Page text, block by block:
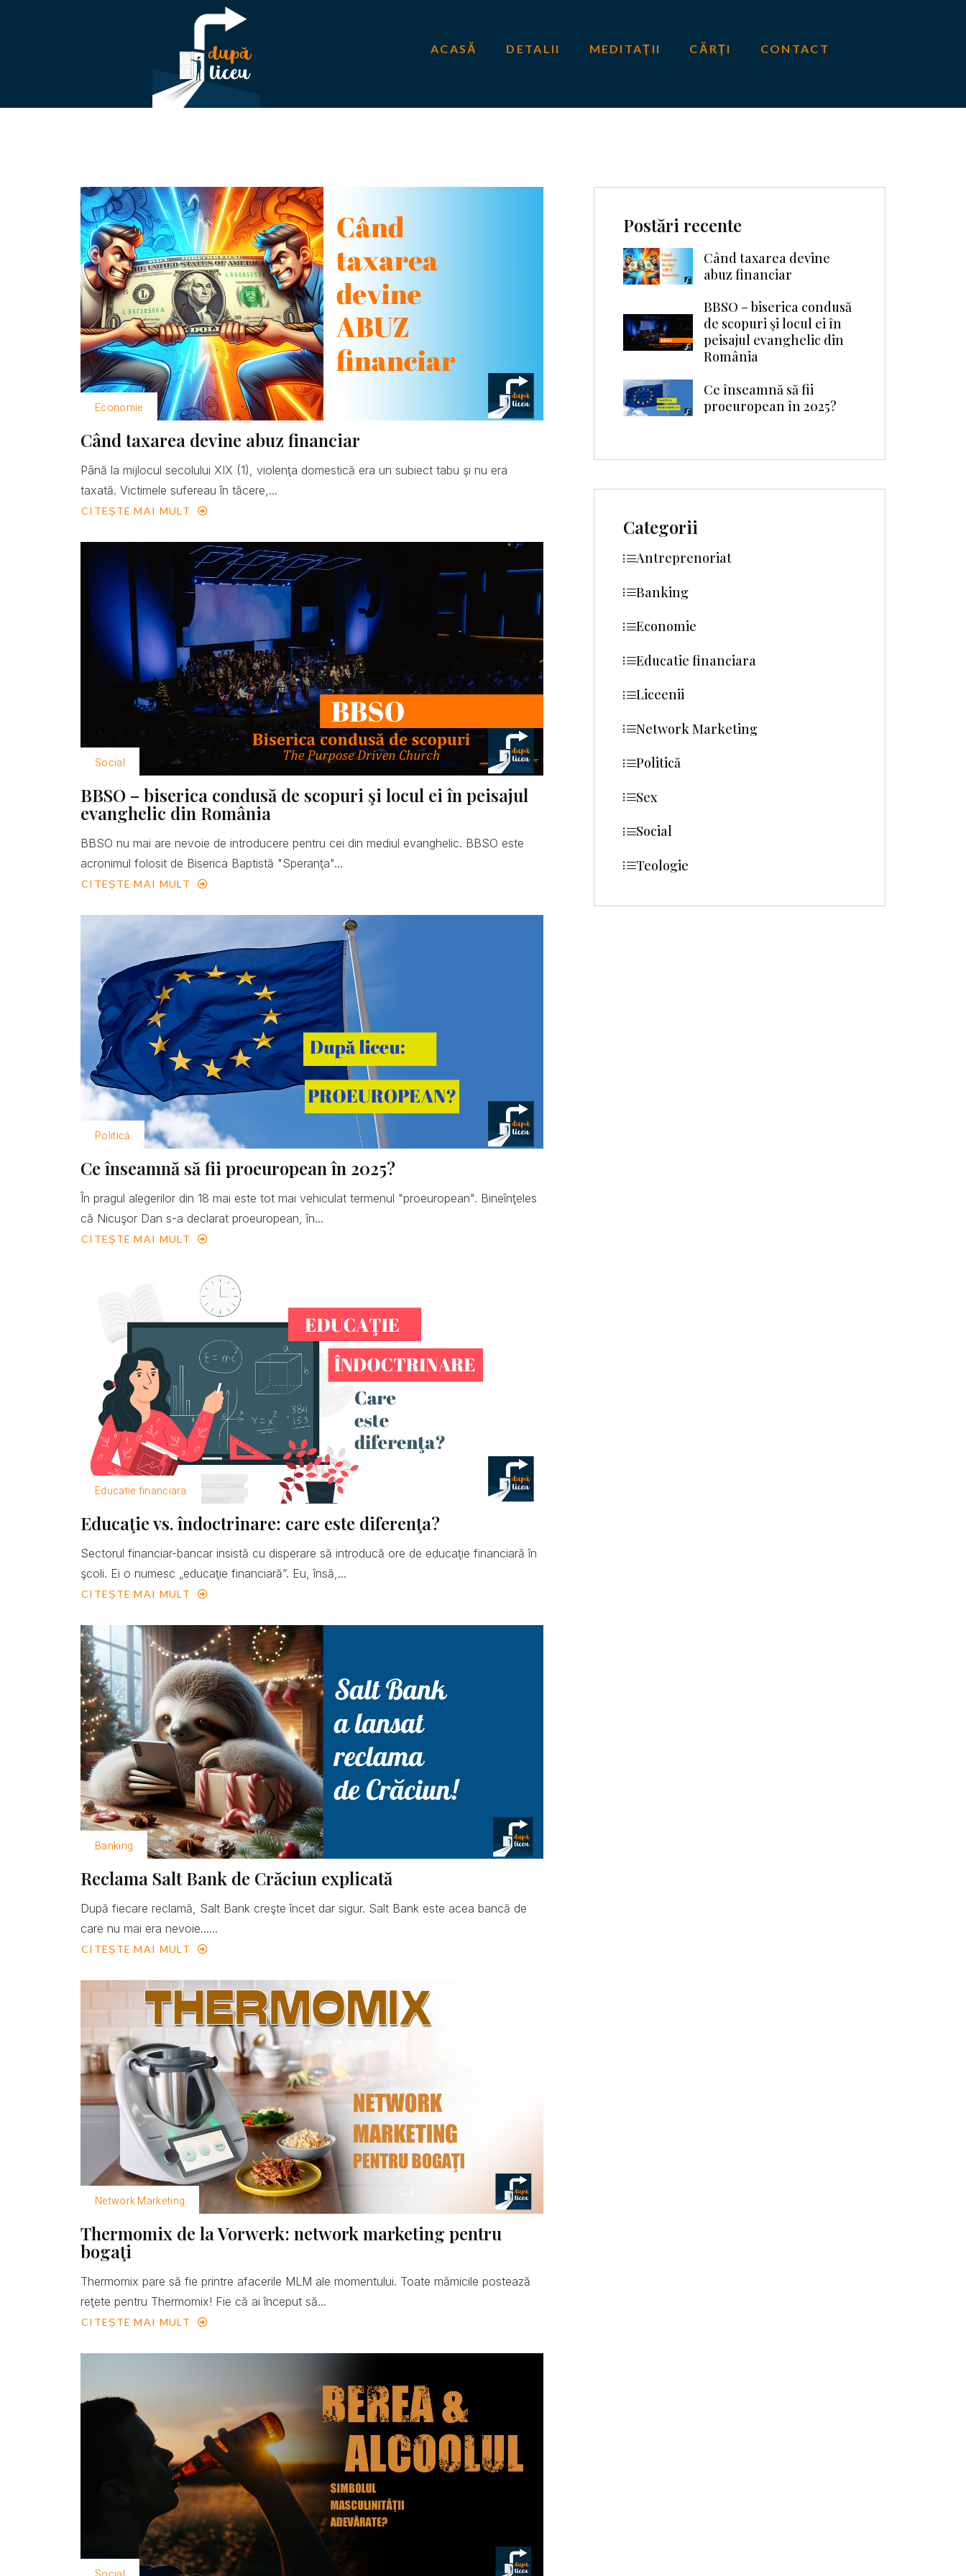
ACASĂ DETALII MEDITAŢII CĂRŢI CONTACT
Economie
Când taxarea devine abuz financiar
Până la mijlocul secolului XIX (1), violenţa domestică era un subiect tabu şi nu era
taxată. Victimele sufereau în tăcere,...
CITEȘTE MAI MULT
Social
BBSO – biserica condusă de scopuri şi locul ei în peisajul
evanghelic din România
BBSO nu mai are nevoie de introducere pentru cei din mediul evanghelic. BBSO este
acronimul folosit de Biserica Baptistă "Speranţa"...
CITEȘTE MAI MULT
Politică
Ce înseamnă să fii proeuropean în 2025?
În pragul alegerilor din 18 mai este tot mai vehiculat termenul "proeuropean". Bineînţeles
că Nicuşor Dan s-a declarat proeuropean, în...
CITEȘTE MAI MULT
Educatie financiara
Educaţie vs. îndoctrinare: care este diferenţa?
Sectorul financiar-bancar insistă cu disperare să introducă ore de educaţie financiară în
şcoli. Ei o numesc „educaţie financiară”. Eu, însă,...
CITEȘTE MAI MULT
Banking
Reclama Salt Bank de Crăciun explicată
După fiecare reclamă, Salt Bank creşte încet dar sigur. Salt Bank este acea bancă de
care nu mai era nevoie......
CITEȘTE MAI MULT
Network Marketing
Thermomix de la Vorwerk: network marketing pentru
bogaţi
Thermomix pare să fie printre afacerile MLM ale momentului. Toate mămicile postează
reţete pentru Thermomix! Fie că ai început să...
CITEȘTE MAI MULT
Postări recente
Când taxarea devine
abuz financiar
BBSO – biserica condusă
de scopuri şi locul ei în
peisajul evanghelic din
România
Ce înseamnă să fii
proeuropean în 2025?
Categorii
Antreprenoriat
Banking
Economie
Educatie financiara
Liceenii
Network Marketing
Politică
Sex
Social
Teologie